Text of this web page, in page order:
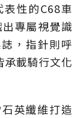
性的C68車
專屬視覺識
，指針則呼
承載騎行文化
英纖維打造